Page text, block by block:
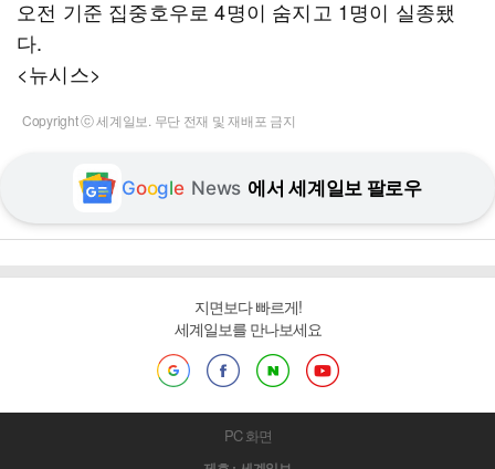
오전 기준 집중호우로 4명이 숨지고 1명이 실종됐
다.
<뉴시스>
Copyright ⓒ 세계일보. 무단 전재 및 재배포 금지
Google News 에서 세계일보 팔로우
지면보다 빠르게!
세계일보를 만나보세요
PC 화면